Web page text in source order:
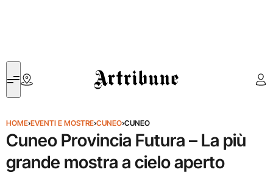
Artribune
HOME›EVENTI E MOSTRE›CUNEO›CUNEO
Cuneo Provincia Futura – La più
grande mostra a cielo aperto